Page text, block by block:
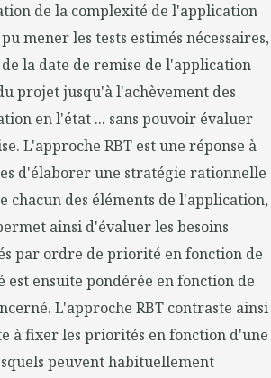
de la complexité de l'application
mener les tests estimés nécessaires,
la date de remise de l'application
projet jusqu'à l'achèvement des
en l'état ... sans pouvoir évaluer
L'approche RBT est une réponse à
d'élaborer une stratégie rationnelle
chacun des éléments de l'application,
ainsi d'évaluer les besoins
par ordre de priorité en fonction de
ensuite pondérée en fonction de
L'approche RBT contraste ainsi
à fixer les priorités en fonction d'une
peuvent habituellement